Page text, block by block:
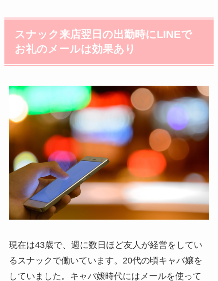
スナック来店翌日の出勤時にLINEで
お礼のメールは効果あり
現在は43歳で、週に数日ほど友人が経営をしてい
るスナックで働いています。20代の頃キャバ嬢を
していました。キャバ嬢時代にはメールを使って